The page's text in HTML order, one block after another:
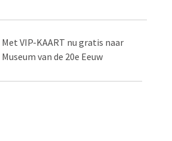
Met VIP-KAART nu gratis naar
Museum van de 20e Eeuw